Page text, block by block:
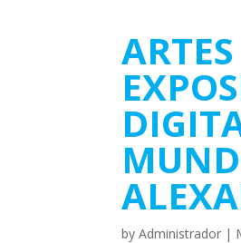
byAdministrador |